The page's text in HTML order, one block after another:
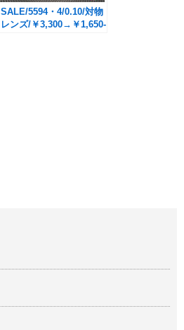
SALE/5594・4/0.10/対物
レンズ/￥3,300→￥1,650-